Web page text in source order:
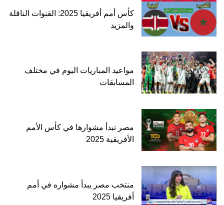
كأس أمم أفريقيا 2025: القنوات الناقلة
والمزيد
مواعيد المباريات اليوم في مختلف
المسابقات
مصر تبدأ مشوارها في كأس الأمم
الأفريقية 2025
منتخب مصر يبدأ مشواره في أمم
أفريقيا 2025